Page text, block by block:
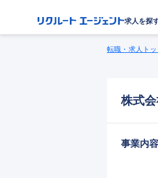
求人を探
転職・求人ト
株式
事業内容